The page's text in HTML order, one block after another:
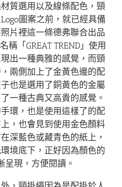
質選用以及線條配色，頸
圖案之前，就已經具備
片裡這一條德弗聯合出品
稱「GREAT TREND」使用
出一種典雅的感覺，而頸
兩側加上了金黃色邊的配
也是選用了銅黃色的金屬
一種古典又高貴的感覺。
環，也是使用這樣了的配
，也會見到使用金色顏料
深藍色或藏青色的紙上，
境底下，正好因為顏色的
呈現，方便閱讀。